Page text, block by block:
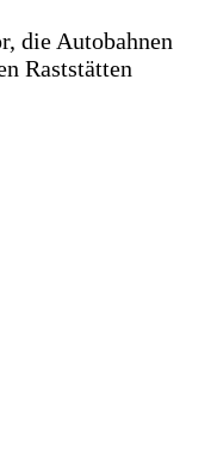
die Autobahnen
Raststätten